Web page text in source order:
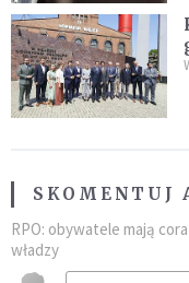
SKOMENTUJ
RPO: obywatele mają
władzy